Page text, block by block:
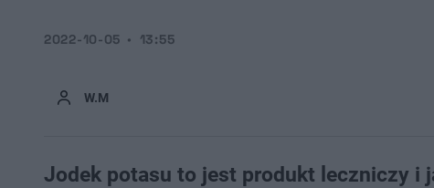
W.M
2022-10-05 13:55
Jodek potasu to jest produkt leczniczy i